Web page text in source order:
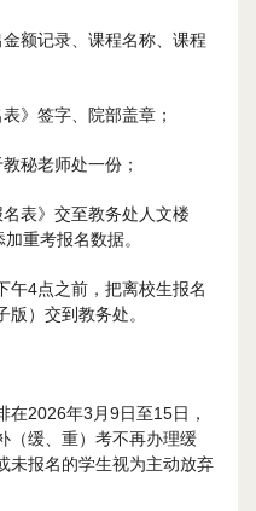
额记录、课程名称、课程
》签字、院部盖章；
秘老师处一份；
名表》交至教务处人文楼
重考报名数据。
午4点之前，把离校生报名
）交到教务处。
在2026年3月9日至15日，
（缓、重）考不再办理缓
未报名的学生视为主动放弃